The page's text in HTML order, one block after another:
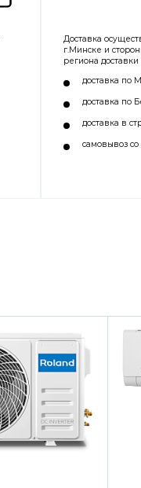
Доставка
г.Минске и
региона
доставка по
доставка по
доставка в
самовывоз со